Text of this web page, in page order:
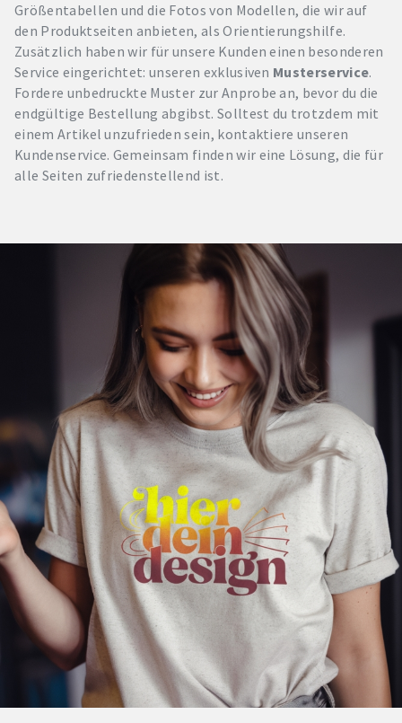
Größentabellen und die Fotos von Modellen, die wir auf
den Produktseiten anbieten, als Orientierungshilfe.
Zusätzlich haben wir für unsere Kunden einen besonderen
Service eingerichtet: unseren exklusiven Musterservice.
Fordere unbedruckte Muster zur Anprobe an, bevor du die
endgültige Bestellung abgibst. Solltest du trotzdem mit
einem Artikel unzufrieden sein, kontaktiere unseren
Kundenservice. Gemeinsam finden wir eine Lösung, die für
alle Seiten zufriedenstellend ist.